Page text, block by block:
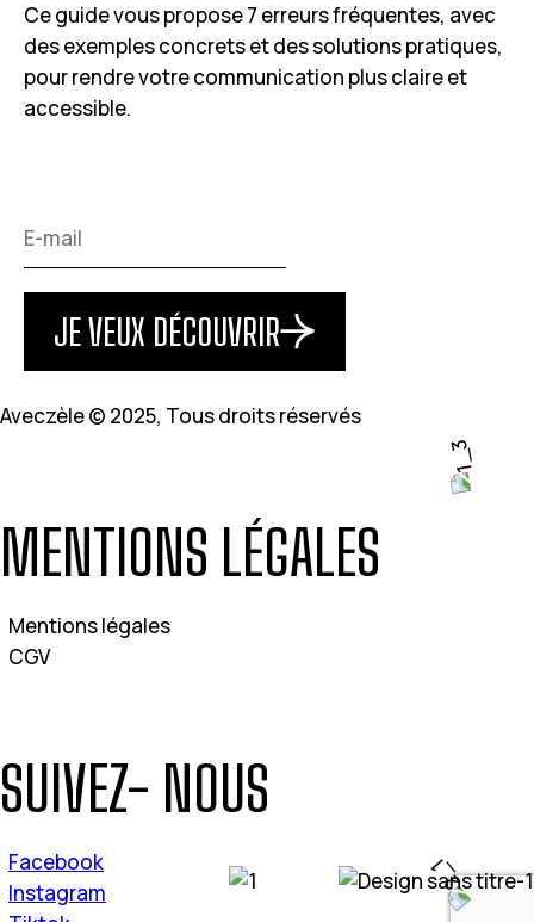
Ce guide vous propose 7 erreurs fréquentes, avec
des exemples concrets et des solutions pratiques,
pour rendre votre communication plus claire et
accessible.
JE VEUX DÉCOUVRIR
Aveczèle © 2025, Tous droits réservés
MENTIONS LÉGALES
Mentions légales
CGV
SUIVEZ- NOUS
Facebook
Instagram